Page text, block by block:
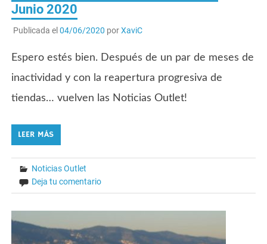
Junio 2020
Publicada el 04/06/2020 porXaviC
Espero estés bien. Después de un par de meses de
inactividad y con la reapertura progresiva de
tiendas… vuelven las Noticias Outlet!
LEER MÁS
Noticias Outlet
Deja tu comentario